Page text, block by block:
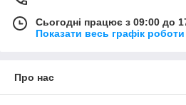
Сьогодні працює з 09:00 до
Показати весь графік роботи
Про нас